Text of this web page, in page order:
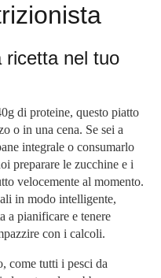
ricetta nel tuo
di proteine, questo piatto
o in una cena. Se sei a
integrale o consumarlo
preparare le zucchine e i
velocemente al momento.
in modo intelligente,
a pianificare e tenere
con i calcoli.
come tutti i pesci da